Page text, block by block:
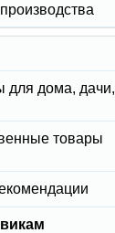
для дома, дачи,
товары